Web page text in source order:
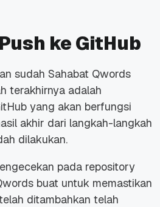
ke GitHub
sudah Sahabat Qwords
terakhirnya adalah
yang akan berfungsi
akhir dari langkah-langkah
dilakukan.
pada repository
buat untuk memastikan
ditambahkan telah